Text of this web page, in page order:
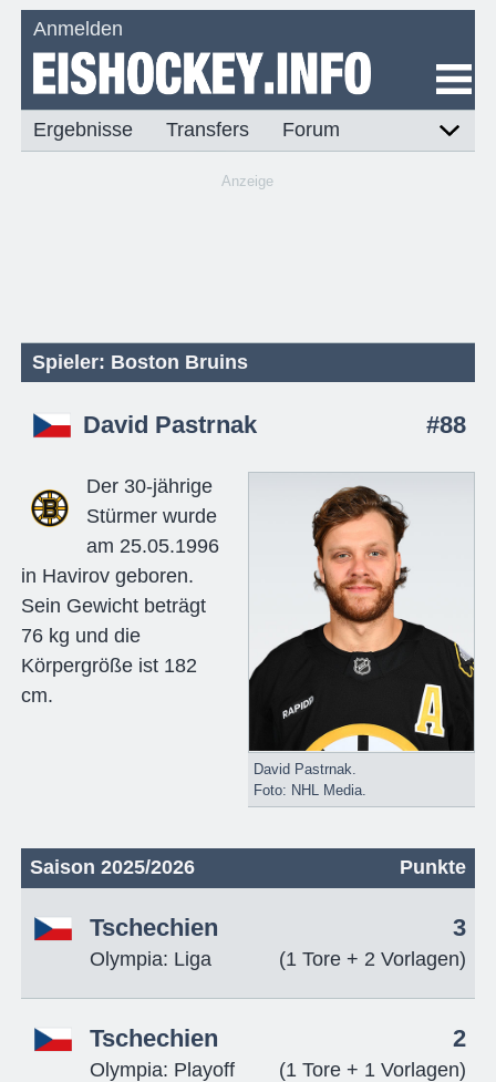
Anmelden
Ergebnisse Transfers Forum
Anzeige
Spieler: Boston Bruins
David Pastrnak #88
David Pastrnak.
Foto: NHL Media.
Der 30-jährige
Stürmer wurde
am 25.05.1996
in Havirov geboren.
Sein Gewicht beträgt
76 kg und die
Körpergröße ist 182
cm.
Saison 2025/2026 Punkte
Tschechien
Olympia: Liga
3
(1 Tore + 2 Vorlagen)
Tschechien
Olympia: Playoff
2
(1 Tore + 1 Vorlagen)